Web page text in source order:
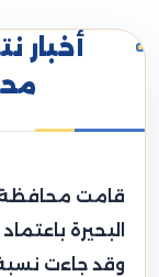
أخبار
قامت محافظة
البحيرة